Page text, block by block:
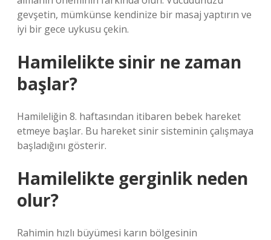
gevşetin, mümkünse kendinize bir masaj yaptırın ve
iyi bir gece uykusu çekin.
Hamilelikte sinir ne zaman
başlar?
Hamileliğin 8. haftasından itibaren bebek hareket
etmeye başlar. Bu hareket sinir sisteminin çalışmaya
başladığını gösterir.
Hamilelikte gerginlik neden
olur?
Rahimin hızlı büyümesi karın bölgesinin